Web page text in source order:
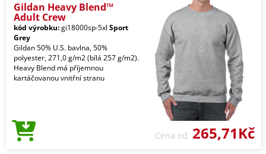
Gildan Heavy Blend™
Adult Crew
kód výrobku:gi18000sp-5xl Sport
Grey
Gildan 50% U.S. bavlna, 50%
polyester, 271,0 g/m2 (bílá 257 g/m2).
Heavy Blend má příjemnou
kartáčovanou vnitřní stranu
Cena od 265,71Kč